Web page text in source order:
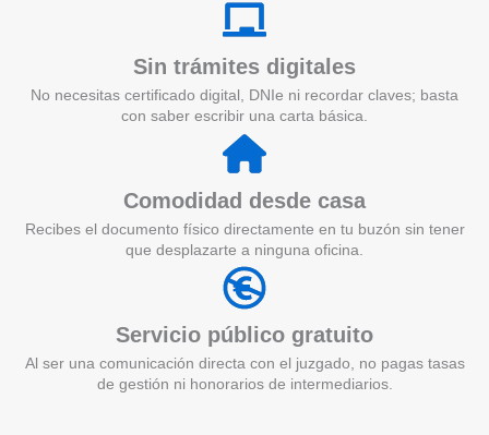
Sin trámites digitales
No necesitas certificado digital, DNIe ni recordar claves; basta
con saber escribir una carta básica.
Comodidad desde casa
Recibes el documento físico directamente en tu buzón sin tener
que desplazarte a ninguna oficina.
Servicio público gratuito
Al ser una comunicación directa con el juzgado, no pagas tasas
de gestión ni honorarios de intermediarios.